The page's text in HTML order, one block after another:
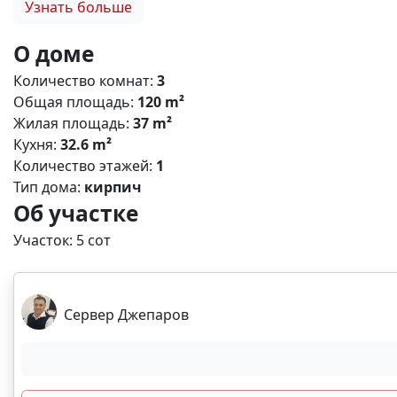
Все окна - качественные металлопластиковые, цвет
яма для канализации - Бетонный забор с трех
год! Это значит, что ваш дом может стать еще
другой город, и у вас есть возможность
системой! 🎁 ТОРГ уместен в предметном диалоге!!!
записаться на просмотр! 📞 Z2618
Узнать больше
О доме
Количество комнат: 3
Общая площадь: 120 m²
Жилая площадь: 37 m²
Кухня: 32.6 m²
Количество этажей: 1
Тип дома: кирпич
Об участке
Участок: 5 сот
Сервер Джепаров